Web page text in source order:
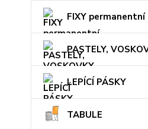
FIXY permanentní
PASTELY,
LEPÍCÍ PÁSKY
TABULE